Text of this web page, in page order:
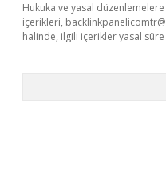
Hukuka ve yasal
içerikleri,
halinde, ilgili içerikler yasal